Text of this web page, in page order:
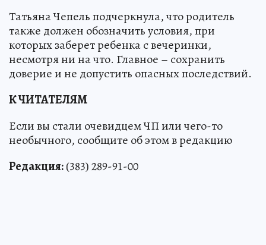
Татьяна Чепель подчеркнула, что родитель
также должен обозначить условия, при
которых заберет ребенка с вечеринки,
несмотря ни на что. Главное – сохранить
доверие и не допустить опасных последствий.
К ЧИТАТЕЛЯМ
Если вы стали очевидцем ЧП или чего-то
необычного, сообщите об этом в редакцию
Редакция:(383) 289-91-00